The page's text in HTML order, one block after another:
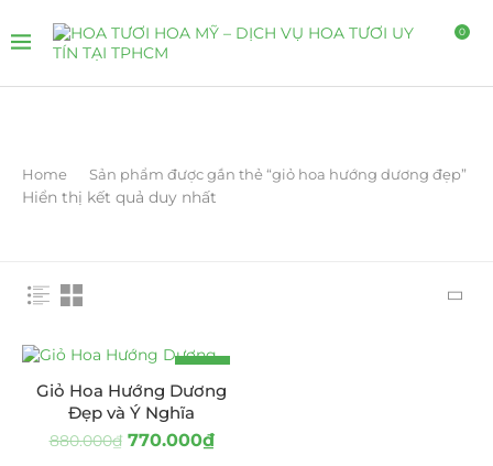
0
Home Sản phẩm được gắn thẻ “giỏ hoa hướng dương đẹp”
Hiển thị kết quả duy nhất
-13%
Giỏ Hoa Hướng Dương
Đẹp và Ý Nghĩa
880.000₫ 770.000₫